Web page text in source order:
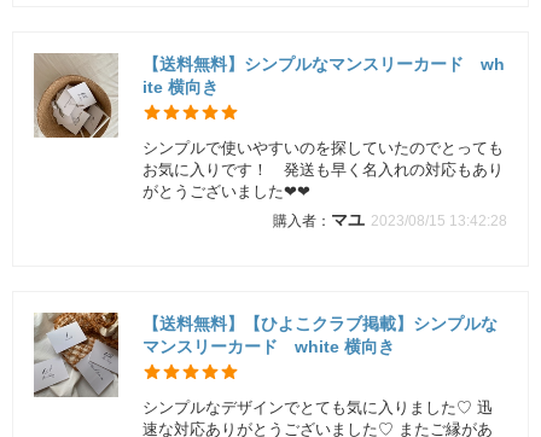
【送料無料】シンプルなマンスリーカード wh
ite 横向き
シンプルで使いやすいのを探していたのでとっても
お気に入りです！ 発送も早く名入れの対応もあり
がとうございました❤︎❤︎
マユ 2023/08/15 13:42:28
【送料無料】【ひよこクラブ掲載】シンプルな
マンスリーカード white 横向き
シンプルなデザインでとても気に入りました♡ 迅
速な対応ありがとうございました♡ またご縁があ